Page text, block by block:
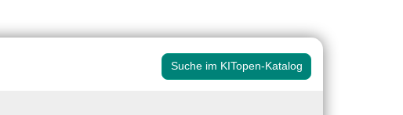
Suche im KITopen-Katalog